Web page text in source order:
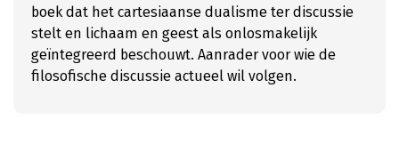
boek dat het cartesiaanse dualisme ter discussie
stelt en lichaam en geest als onlosmakelijk
geïntegreerd beschouwt. Aanrader voor wie de
filosofische discussie actueel wil volgen.